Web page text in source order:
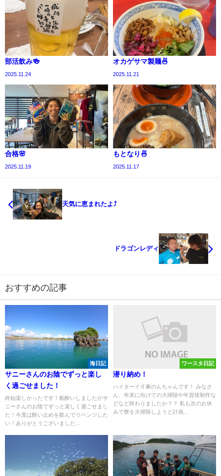
部活飲み🍻
2025.11.24
オカゲサマ製麺🍜
2025.11.21
合格🌸
2025.11.19
もとなり🍜
2025.11.17
天気に恵まれたよ⤴
ドラゴンレディ
おすすめの記事
海日記
サニーさんのお陰でずっと楽し
く過ごせました！
終始楽しかったです！船酔いしましたがサ
ニーさんのお陰でずっと楽しく過ごせまし
た！今度は酔い止めを飲んでリベンジした
い！ありがとうございました...
ワースタ日記
潜り納め！
ハイターイ🤙🏽のんちゃんです！ みなさ
ん、年末に向けての大掃除や年賀状制作な
どなど終わりましたか？？ 私も次のお休
みで寮を大掃除しようと計画...